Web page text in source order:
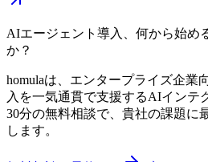
AIエージェント導入、何から始め
か？
homulaは、エンタープライズ企業
入を一気通貫で支援するAIインテ
30分の無料相談で、貴社の課題に
します。